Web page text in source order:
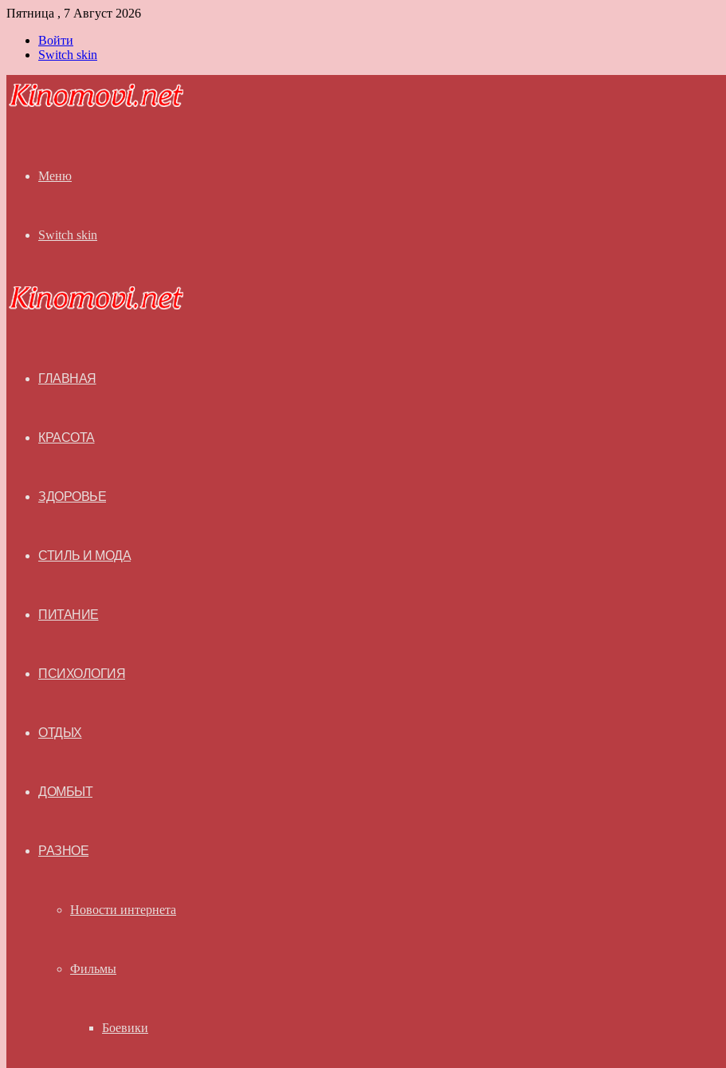
Пятница , 7 Август 2026
Войти
Switch skin
Меню
Switch skin
ГЛАВНАЯ
КРАСОТА
ЗДОРОВЬЕ
СТИЛЬ И МОДА
ПИТАНИЕ
ПСИХОЛОГИЯ
ОТДЫХ
ДОМБЫТ
РАЗНОЕ
Новости интернета
Фильмы
Боевики